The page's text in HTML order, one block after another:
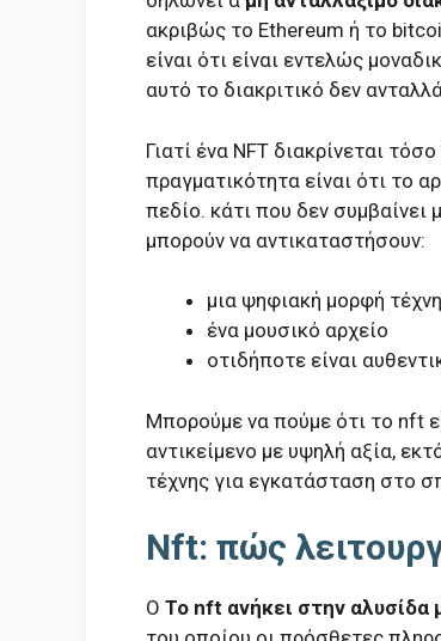
ακριβώς το Ethereum ή το
είναι ότι είναι εντελώς
αυτό το διακριτικό δεν
Γιατί ένα NFT διακρίνεται
πραγματικότητα είναι ότι το
πεδίο. κάτι που δεν συμβαίνει
μπορούν να αντικαταστήσουν:
μια ψηφιακή μορφή
ένα μουσικό αρχείο
οτιδήποτε είναι
Μπορούμε να πούμε ότι το nft
αντικείμενο με υψηλή αξία,
τέχνης για εγκατάσταση στο
Nft: πώς
Ο Το nft ανήκει στην αλυσίδα